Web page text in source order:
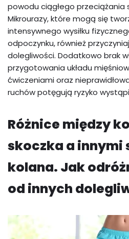
powodu ciągłego przeciążania
Mikrourazy, które mogą się
intensywnego wysiłku
odpoczynku, również
dolegliwości. Dodatkowo brak
przygotowania układu
ćwiczeniami oraz
ruchów potęgują ryzyko
Różnice między
skoczka a innymi
kolana. Jak
od innych